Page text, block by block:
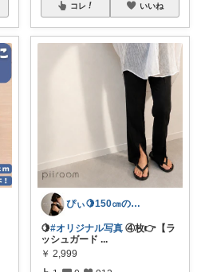
コレ いいね
ぴぃ🍋150㎝の心地いい暮らし🧺ˊ˗
🍋#オリジナル写真 ④枚👉【ラ
ッシュガード ...
￥ 2,999